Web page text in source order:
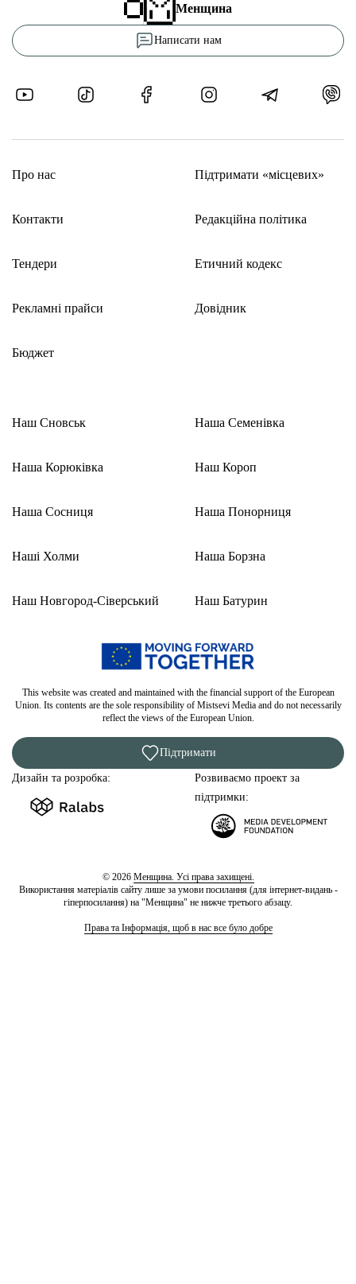
Менщина
Написати нам
Про нас
Контакти
Тендери
Рекламні прайси
Бюджет
Підтримати «місцевих»
Редакційна політика
Етичний кодекс
Довідник
Наш Сновськ
Наша Корюківка
Наша Сосниця
Наші Холми
Наш Новгород-Сіверський
Наша Семенівка
Наш Короп
Наша Понорниця
Наша Борзна
Наш Батурин
This website was created and maintained with the financial support of the European
Union. Its contents are the sole responsibility of Mistsevi Media and do not necessarily
reflect the views of the European Union.
Підтримати
Дизайн та розробка:
Розвиваємо проект за
підтримки:
© 2026 Менщина. Усі права захищені.
Використання матеріалів сайту лише за умови посилання (для інтернет-видань -
гіперпосилання) на "Менщина" не нижче третього абзацу.
Права та Інформація, щоб в нас все було добре